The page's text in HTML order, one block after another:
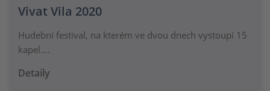
Vivat Vila 2020
Hudební festival, na kterém ve dvou dnech vystoupí 15
kapel….
Detaily